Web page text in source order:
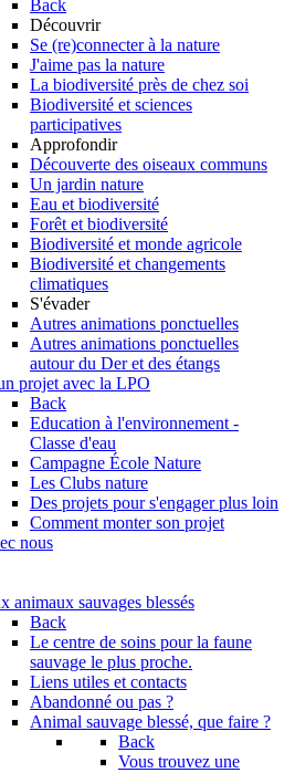
Back
Découvrir
Se (re)connecter à la nature
J'aime pas la nature
La biodiversité près de chez soi
Biodiversité et sciences
participatives
Approfondir
Découverte des oiseaux communs
Un jardin nature
Eau et biodiversité
Forêt et biodiversité
Biodiversité et monde agricole
Biodiversité et changements
climatiques
S'évader
Autres animations ponctuelles
Autres animations ponctuelles
autour du Der et des étangs
projet avec la LPO
Back
Education à l'environnement -
Classe d'eau
Campagne École Nature
Les Clubs nature
Des projets pour s'engager plus loin
Comment monter son projet
nous
animaux sauvages blessés
Back
Le centre de soins pour la faune
sauvage le plus proche.
Liens utiles et contacts
Abandonné ou pas ?
Animal sauvage blessé, que faire ?
Back
Vous trouvez une